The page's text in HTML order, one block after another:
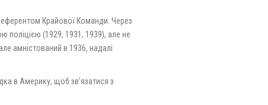
Крайової Команди. Через
поліцією (1929, 1931, 1939), але не
амністований в 1936, надалі
в Америку, щоб зв’язатися з